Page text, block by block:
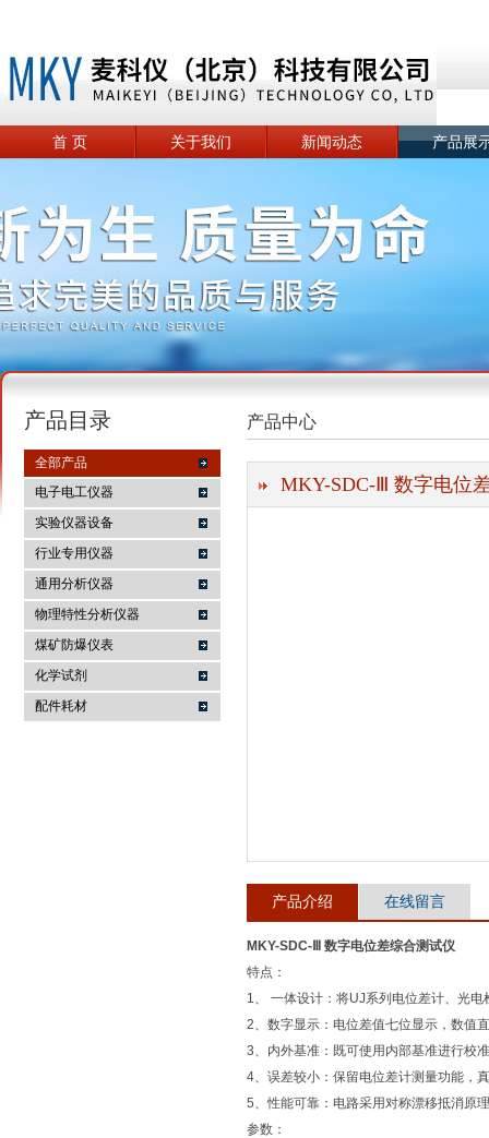
麦科仪（北京）科技有限公司
首 页 关于我们 新闻动态 产品展
产品目录
全部产品
电子电工仪器
实验仪器设备
行业专用仪器
通用分析仪器
物理特性分析仪器
煤矿防爆仪表
化学试剂
配件耗材
产品中心
MKY-SDC-Ⅲ 数字电位
产品介绍 在线留言
MKY-SDC-Ⅲ 数字电位差综合测试仪
特点：
1、 一体设计：将UJ系列电位差计、光
2、数字显示：电位差值七位显示，数值
3、内外基准：既可使用内部基准进行校
4、误差较小：保留电位差计测量功能，
5、性能可靠：电路采用对称漂移抵消原
参数：